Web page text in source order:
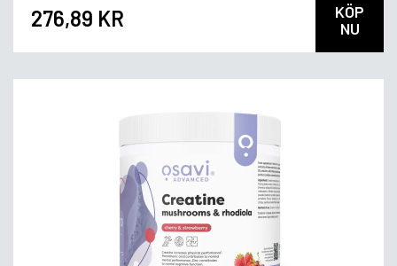
276,89 KR
KÖP
NU